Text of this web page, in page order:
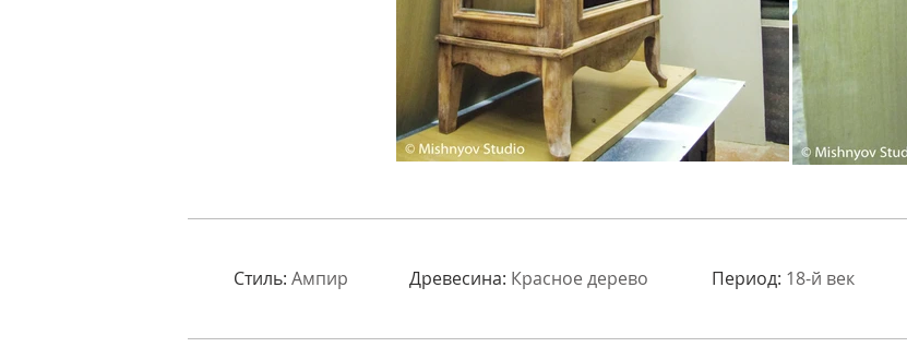
Стиль: Ампир Древесина: Красное дерево Период: 18-й век